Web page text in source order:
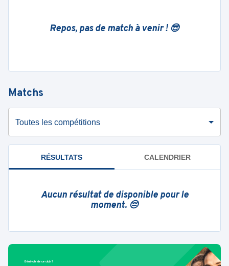
Repos, pas de match à venir ! 😎
Matchs
Toutes les compétitions
RÉSULTATS CALENDRIER
Aucun résultat de disponible pour le
moment. 😔
Bénévole de ce club ?